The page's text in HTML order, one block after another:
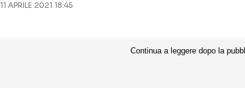
11 APRILE 2021 18:45